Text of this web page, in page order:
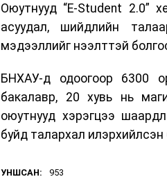
Оюутнууд “E-Student 2.0”
асуудал, шийдлийн
мэдээллийг нээлттэй
БНХАУ-д одоогоор 6300
бакалавр, 20 хувь нь
оюутнууд хэрэгцээ
буйд талархал илэрхийлсэн
УНШСАН: 953